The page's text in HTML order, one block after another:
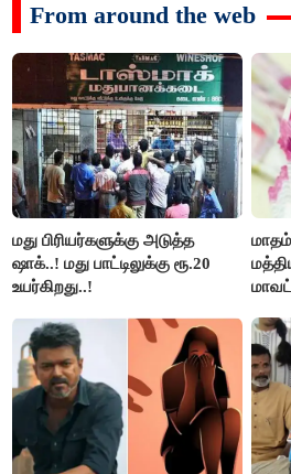
From around the web
மது பிரியர்களுக்கு அடுத்த
ஷாக்..! மது பாட்டிலுக்கு ரூ.20
உயர்கிறது..!